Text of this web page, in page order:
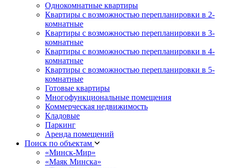
Однокомнатные квартиры
Квартиры с возможностью перепланировки в 2-
комнатные
Квартиры с возможностью перепланировки в 3-
комнатные
Квартиры с возможностью перепланировки в 4-
комнатные
Квартиры с возможностью перепланировки в 5-
комнатные
Готовые квартиры
Многофункциональные помещения
Коммерческая недвижимость
Кладовые
Паркинг
Аренда помещений
Поиск по объектам
«Минск-Мир»
«Маяк Минска»